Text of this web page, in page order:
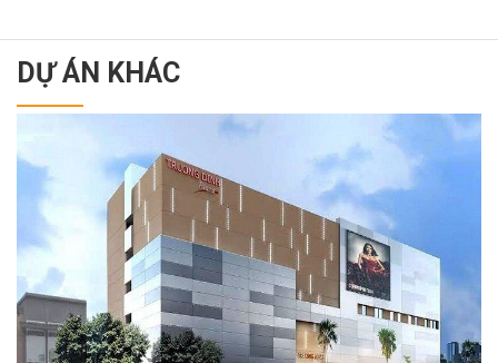
DỰ ÁN KHÁC